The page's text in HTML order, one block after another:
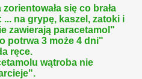
się co brała
... na grypę, kaszel, zatoki i
zawierają paracetamol"
potrwa 3 może 4 dni"
ręce.
wątroba nie